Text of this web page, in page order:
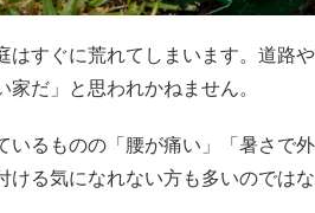
はすぐに荒れてしまいます。道路
だ」と思われかねません。
いるものの「腰が痛い」「暑さで
ける気になれない方も多いのではな